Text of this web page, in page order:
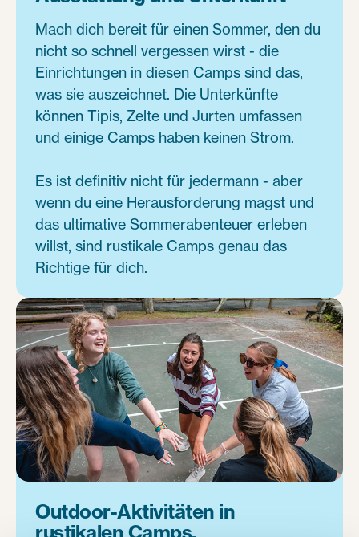
Mach dich bereit für einen Sommer, den du
nicht so schnell vergessen wirst - die
Einrichtungen in diesen Camps sind das,
was sie auszeichnet. Die Unterkünfte
können Tipis, Zelte und Jurten umfassen
und einige Camps haben keinen Strom.
Es ist definitiv nicht für jedermann - aber
wenn du eine Herausforderung magst und
das ultimative Sommerabenteuer erleben
willst, sind rustikale Camps genau das
Richtige für dich.
Outdoor-Aktivitäten in